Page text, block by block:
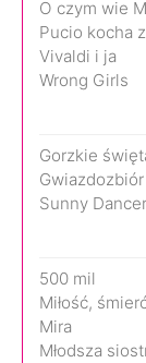
O czym wie
Pucio kocha
Vivaldi i ja
Wrong Girls
Gorzkie
Gwiazdozbiór
Sunny Dancer
500 mil
Miłość,
Mira
Młodsza